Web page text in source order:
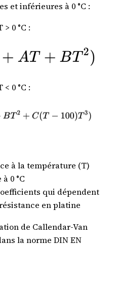
et inférieures à 0 °C :
0 °C :
0 °C :
à la température (T)
0 °C
qui dépendent
en platine
de Callendar-Van
la norme DIN EN